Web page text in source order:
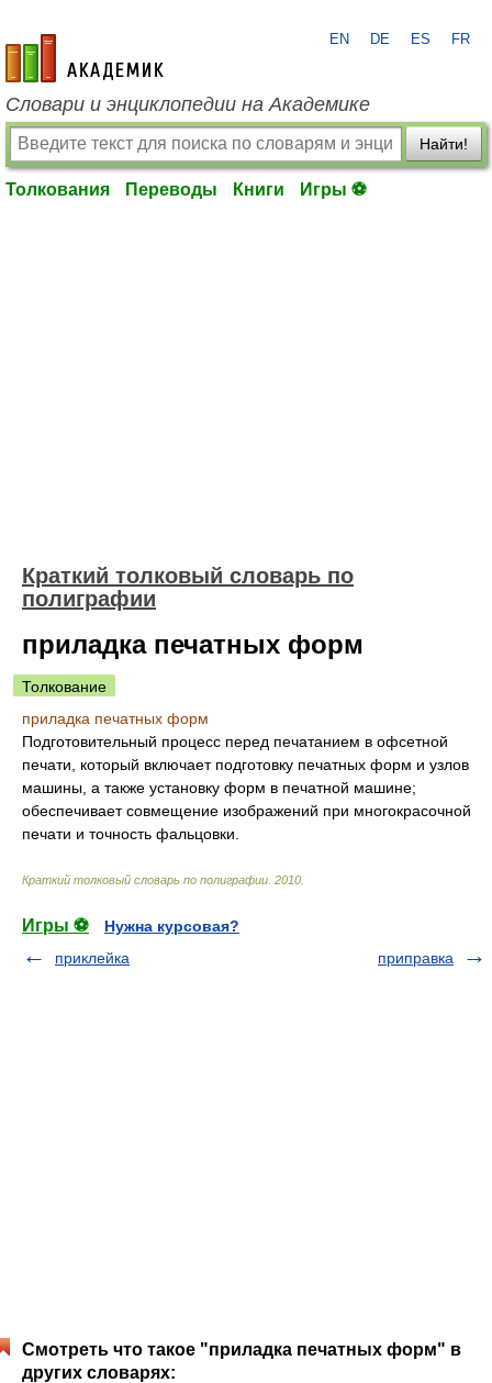
academic.ru
EN DE ES FR
Словари и энциклопедии на Академике
Найти!
Толкования Переводы Книги Игры ⚽
Краткий толковый словарь по
полиграфии
приладка печатных форм
Толкование
приладка печатных форм
Подготовительный процесс перед печатанием в офсетной
печати, который включает подготовку печатных форм и узлов
машины, а также установку форм в печатной машине;
обеспечивает совмещение изображений при многокрасочной
печати и точность фальцовки.
Краткий толковый словарь по полиграфии 2010
Игры ⚽
Нужна курсовая?
приклейка
приправка
Смотреть что такое "приладка печатных форм" в
других словарях: